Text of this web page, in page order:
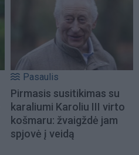
Pasaulis
Pirmasis susitikimas su
karaliumi Karoliu III virto
košmaru: žvaigždė jam
spjovė į veidą